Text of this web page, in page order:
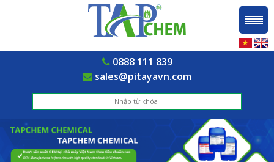
0888 111 839
sales@pitayavn.com